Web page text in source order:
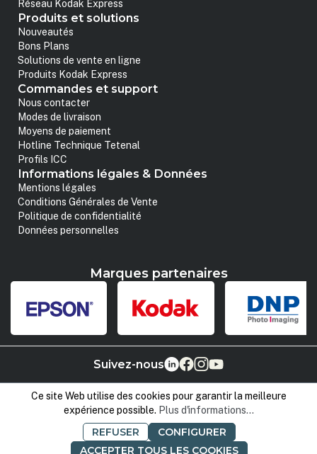
Réseau Kodak Express
Produits et solutions
Nouveautés
Bons Plans
Solutions de vente en ligne
Produits Kodak Express
Commandes et support
Nous contacter
Modes de livraison
Moyens de paiement
Hotline Technique Tetenal
Profils ICC
Informations légales & Données
Mentions légales
Conditions Générales de Vente
Politique de confidentialité
Données personnelles
Marques partenaires
Suivez-nous
Ce site Web utilise des cookies pour garantir la meilleure
expérience possible. Plus d'informations...
REFUSER
CONFIGURER
ACCEPTER TOUS LES COOKIES